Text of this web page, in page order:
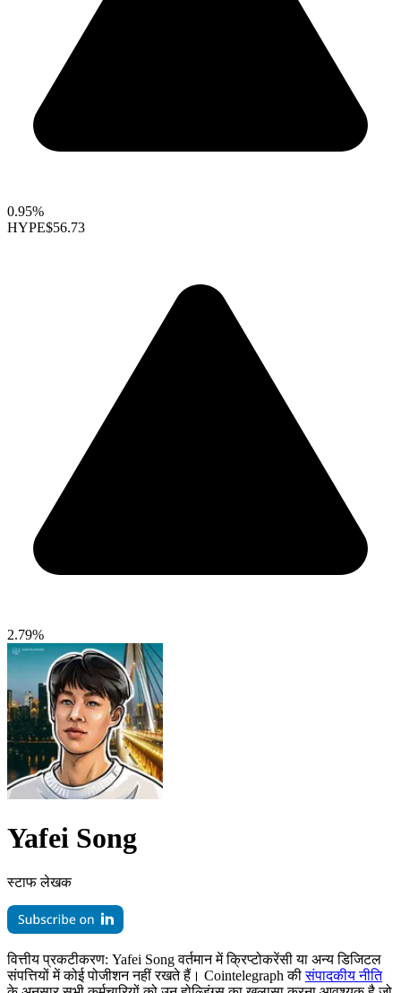
0.95%
HYPE$56.73
2.79%
Yafei Song
स्टाफ लेखक
वित्तीय प्रकटीकरण: Yafei Song वर्तमान में क्रिप्टोकरेंसी या अन्य डिजिटल
संपत्तियों में कोई पोजीशन नहीं रखते हैं। Cointelegraph कीसंपादकीय नीति